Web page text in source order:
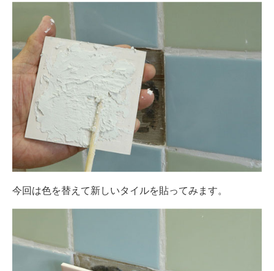
今回は色を替えて新しいタイルを貼ってみます。